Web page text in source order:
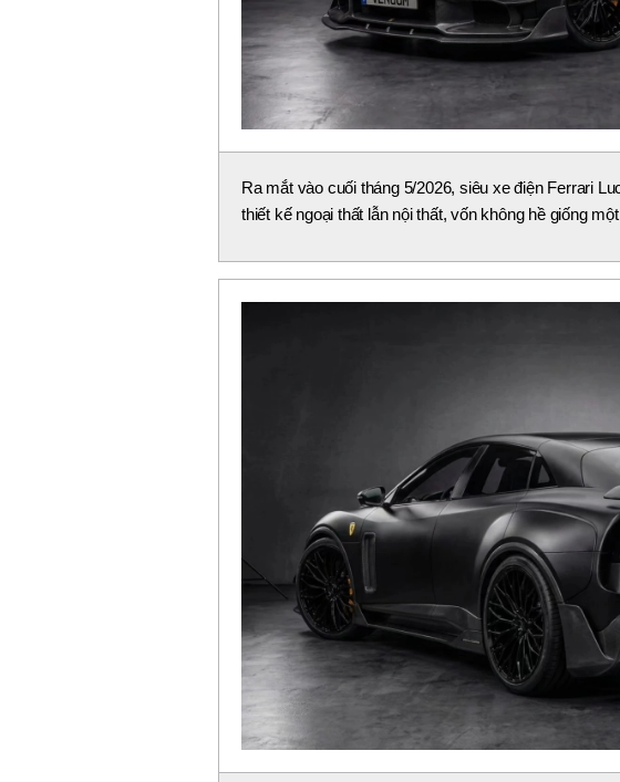
Ra mắt vào cuối tháng 5/2026, siêu xe điện Ferrari
thiết kế ngoại thất lẫn nội thất, vốn không hề giống